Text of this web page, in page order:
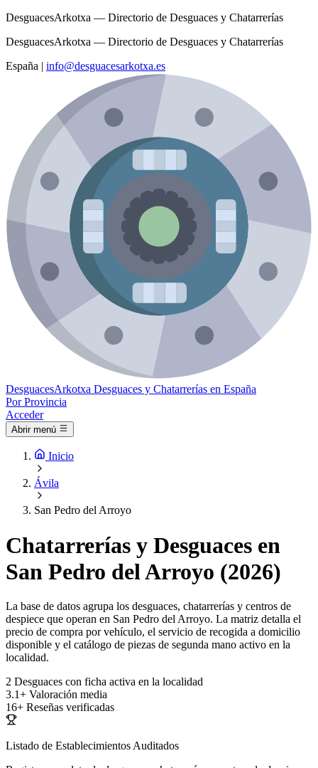
DesguacesArkotxa — Directorio de Desguaces y Chatarrerías
DesguacesArkotxa — Directorio de Desguaces y Chatarrerías
España | info@desguacesarkotxa.es
DesguacesArkotxa Desguaces y Chatarrerías en España
Por Provincia
Acceder
Abrir menú
Inicio
Ávila
San Pedro del Arroyo
Chatarrerías y Desguaces en
San Pedro del Arroyo (2026)
La base de datos agrupa los desguaces, chatarrerías y centros de
despiece que operan en San Pedro del Arroyo. La matriz detalla el
precio de compra por vehículo, el servicio de recogida a domicilio
disponible y el catálogo de piezas de segunda mano activo en la
localidad.
2 Desguaces con ficha activa en la localidad
3.1+ Valoración media
16+ Reseñas verificadas
Listado de Establecimientos Auditados